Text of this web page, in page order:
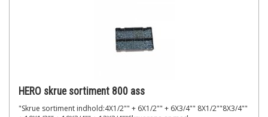
HERO skrue sortiment 800 ass
"Skrue sortiment indhold:4X1/2"" + 6X1/2"" + 6X3/4"" 8X1/2""8X3/4""